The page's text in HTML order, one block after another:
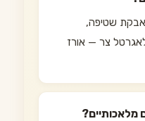
שטיפה,
צר — אורז
מלאכותיים?